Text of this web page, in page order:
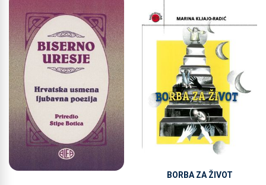
BORBA ZA ŽIVOT